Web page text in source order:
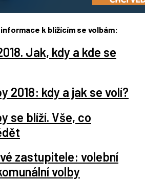
k blížícím se volbám:
Jak, kdy a kde se
2018: kdy a jak se volí?
se blíží. Vše, co
zastupitele: volební
volby